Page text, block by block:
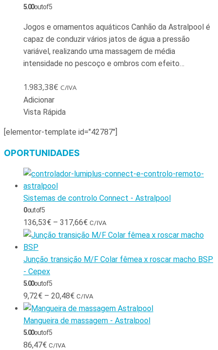
5.00out of 5
Jogos e ornamentos aquáticos Canhão da Astralpool é
capaz de conduzir vários jatos de água a pressão
variável, realizando uma massagem de média
intensidade no pescoço e ombros com efeito…
1.983,38€ C/IVA
Adicionar
Vista Rápida
[elementor-template id="42787"]
OPORTUNIDADES
Sistemas de controlo Connect - Astralpool
0out of 5
136,53€ – 317,66€ C/IVA
Junção transição M/F Colar fêmea x roscar macho BSP
- Cepex
5.00out of 5
9,72€ – 20,48€ C/IVA
Mangueira de massagem - Astralpool
5.00out of 5
86,47€ C/IVA